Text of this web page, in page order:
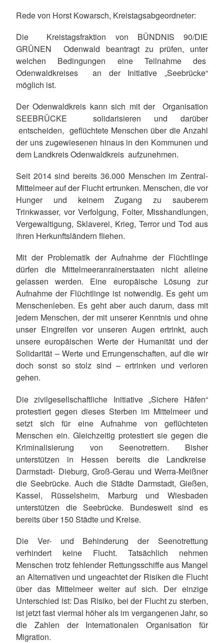
Rede von Horst Kowarsch, Kreistagsabgeordneter:
Die Kreistagsfraktion von BÜNDNIS 90/DIE
GRÜNEN Odenwald beantragt zu prüfen, unter
welchen Bedingungen eine Teilnahme des
Odenwaldkreises an der Initiative „Seebrücke“
möglich ist.
Der Odenwaldkreis kann sich mit der Organisation
SEEBRÜCKE solidarisieren und darüber
entscheiden, geflüchtete Menschen über die Anzahl
der uns zugewiesenen hinaus in den Kommunen und
dem Landkreis Odenwaldkreis aufzunehmen.
Seit 2014 sind bereits 36.000 Menschen im Zentral-
Mittelmeer auf der Flucht ertrunken. Menschen, die vor
Hunger und keinem Zugang zu sauberem
Trinkwasser, vor Verfolgung, Folter, Misshandlungen,
Vergewaltigung, Sklaverei, Krieg, Terror und Tod aus
ihren Herkunftsländern fliehen.
Mit der Problematik der Aufnahme der Flüchtlinge
dürfen die Mittelmeeranrainerstaaten nicht alleine
gelassen werden. Eine europäische Lösung zur
Aufnahme der Flüchtlinge ist notwendig. Es geht um
Menschenleben. Es geht aber auch darum, dass mit
jedem Menschen, der mit unserer Kenntnis und ohne
unser Eingreifen vor unseren Augen ertrinkt, auch
unsere europäischen Werte der Humanität und der
Solidarität – Werte und Errungenschaften, auf die wir
doch sonst so stolz sind – ertrinken und verloren
gehen.
Die zivilgesellschaftliche Initiative „Sichere Häfen“
protestiert gegen dieses Sterben im Mittelmeer und
setzt sich für eine Aufnahme von geflüchteten
Menschen ein. Gleichzeitig protestiert sie gegen die
Kriminalisierung von Seenotrettern. Bisher
unterstützen in Hessen bereits die Landkreise
Darmstadt- Dieburg, Groß-Gerau und Werra-Meißner
die Seebrücke. Auch die Städte Darmstadt, Gießen,
Kassel, Rüsselsheim, Marburg und Wiesbaden
unterstützen die Seebrücke. Bundesweit sind es
bereits über 150 Städte und Kreise.
Die Ver- und Behinderung der Seenotrettung
verhindert keine Flucht. Tatsächlich nehmen
Menschen trotz fehlender Rettungsschiffe aus Mangel
an Alternativen und ungeachtet der Risiken die Flucht
über das Mittelmeer weiter auf sich. Der einzige
Unterschied ist: Das Risiko, bei der Flucht zu sterben,
ist jetzt fast viermal höher als im vergangenen Jahr, so
die Zahlen der Internationalen Organisation für
Migration.